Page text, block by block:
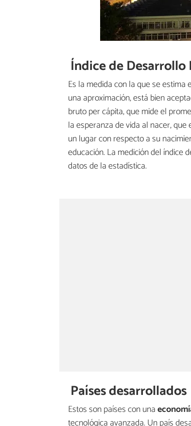
Índice de Desarrollo
Es la medida con la que se estima
una aproximación, está bien
bruto per cápita, que mide el
la esperanza de vida al nacer,
un lugar con respecto a su
educación. La medición del índice
datos de la estadística.
Países desarrollados
Estos son países con una
tecnológica avanzada. Un país